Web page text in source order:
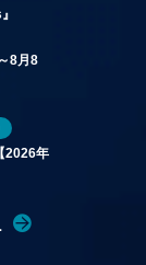
8月8
2026年